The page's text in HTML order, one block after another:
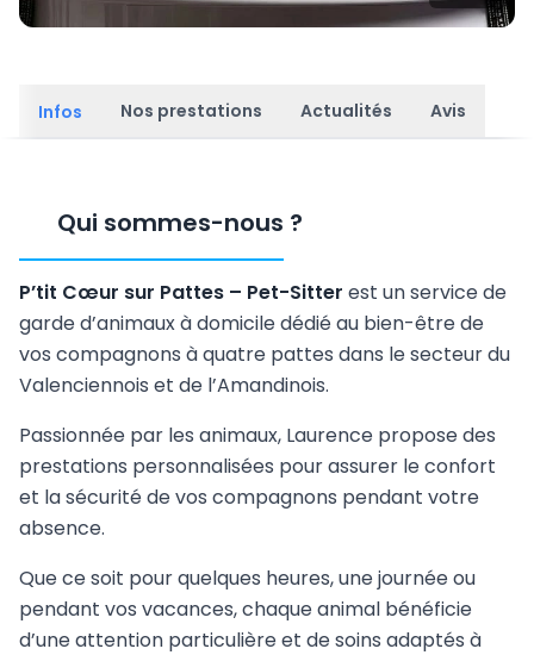
Infos Nos prestations Actualités Avis
Qui sommes-nous ?
P’tit Cœur sur Pattes – Pet-Sitter est un service de
garde d’animaux à domicile dédié au bien-être de
vos compagnons à quatre pattes dans le secteur du
Valenciennois et de l’Amandinois.
Passionnée par les animaux, Laurence propose des
prestations personnalisées pour assurer le confort
et la sécurité de vos compagnons pendant votre
absence.
Que ce soit pour quelques heures, une journée ou
pendant vos vacances, chaque animal bénéficie
d’une attention particulière et de soins adaptés à